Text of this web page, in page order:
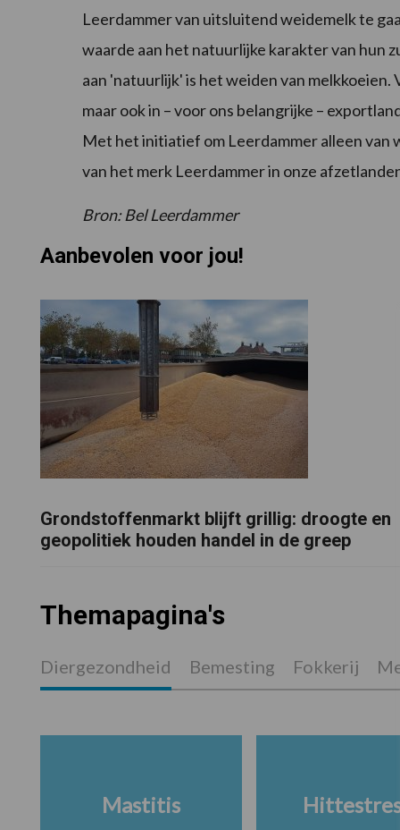
Leerdammer van uitsluitend weidemelk te
waarde aan het natuurlijke karakter van hun
aan 'natuurlijk' is het weiden van
maar ook in – voor ons belangrijke –
Met het initiatief om Leerdammer alleen van
van het merk Leerdammer in onze
Bron: Bel Leerdammer
Aanbevolen voor jou!
Grondstoffenmarkt blijft grillig: droogte en
geopolitiek houden handel in de greep
Themapagina's
Diergezondheid Bemesting Fokkerij
Mastitis